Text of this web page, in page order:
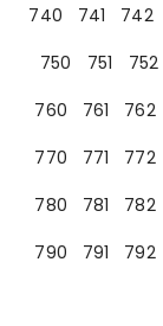
740
741 742
750
751 752
760
761 762
770
771 772
780
781 782
790
791 792